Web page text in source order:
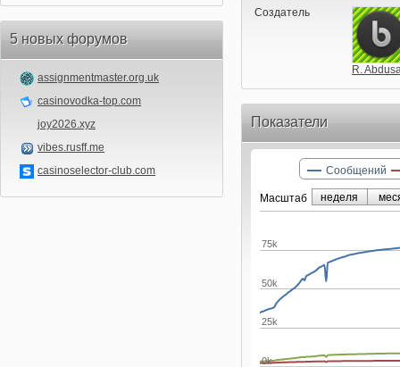
5 новых форумов
assignmentmaster.org.uk
casinovodka-top.com
joy2026.xyz
vibes.rusff.me
casinoselector-club.com
Создатель
R.
Показатели
Маcштаб
0k
25k
50k
75k
Сообщений
неделя